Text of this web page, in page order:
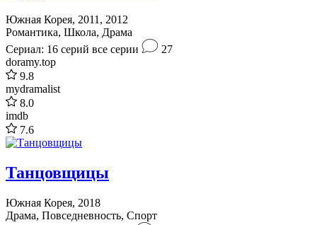
Южная Корея, 2011, 2012
Романтика, Школа, Драма
Сериал: 16 серий все серии
27
doramy.top
9.8
mydramalist
8.0
imdb
7.6
Танцовщицы
Южная Корея, 2018
Драма, Повседневность, Спорт